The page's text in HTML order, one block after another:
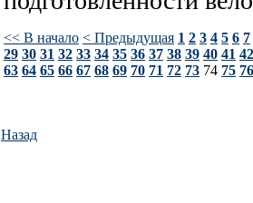
<< В начало < Предыдущая 1 2 3 4 5 6 7
29 30 31 32 33 34 35 36 37 38 39 40 41 42
63 64 65 66 67 68 69 70 71 72 73 74 75 76
Назад